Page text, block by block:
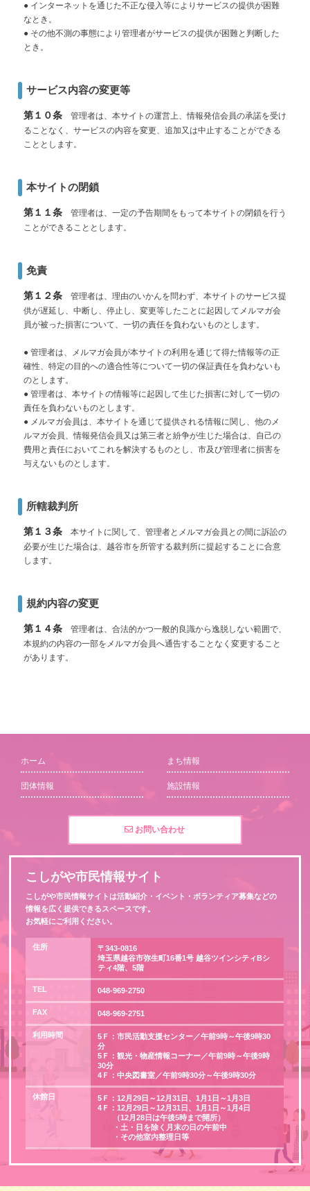
● インターネットを通じた不正な侵入等によりサービスの提供が困難
なとき。
● その他不測の事態により管理者がサービスの提供が困難と判断した
とき。
サービス内容の変更等
第１０条管理者は、本サイトの運営上、情報発信会員の承諾を受け
ることなく、サービスの内容を変更、追加又は中止することができる
こととします。
本サイトの閉鎖
第１１条管理者は、一定の予告期間をもって本サイトの閉鎖を行う
ことができることとします。
免責
第１２条管理者は、理由のいかんを問わず、本サイトのサービス提
供が遅延し、中断し、停止し、変更等したことに起因してメルマガ会
員が被った損害について、一切の責任を負わないものとします。
● 管理者は、メルマガ会員が本サイトの利用を通じて得た情報等の正
確性、特定の目的への適合性等について一切の保証責任を負わないも
のとします。
● 管理者は、本サイトの情報等に起因して生じた損害に対して一切の
責任を負わないものとします。
● メルマガ会員は、本サイトを通じて提供される情報に関し、他のメ
ルマガ会員、情報発信会員又は第三者と紛争が生じた場合は、自己の
費用と責任においてこれを解決するものとし、市及び管理者に損害を
与えないものとします。
所轄裁判所
第１３条本サイトに関して、管理者とメルマガ会員との間に訴訟の
必要が生じた場合は、越谷市を所管する裁判所に提起することに合意
します。
規約内容の変更
第１４条管理者は、合法的かつ一般的良識から逸脱しない範囲で、
本規約の内容の一部をメルマガ会員へ通告することなく変更すること
があります。
ホーム まち情報
団体情報 施設情報
お問い合わせ
こしがや市民情報サイト
こしがや市民情報サイトは活動紹介・イベント・ボランティア募集などの
情報を広く提供できるスペースです。
お気軽にご利用ください。
住所
〒343-0816
埼玉県越谷市弥生町16番1号 越谷ツインシティBシ
ティ4階、5階
TEL 048-969-2750
FAX 048-969-2751
利用時間
5Ｆ：市民活動支援センター／午前9時～午後9時30
分
5Ｆ：観光・物産情報コーナー／午前9時～午後9時
30分
4Ｆ：中央図書室／午前9時30分～午後9時30分
休館日
5Ｆ：12月29日～12月31日、1月1日～1月3日
4Ｆ：12月29日～12月31日、1月1日～1月4日
（12月28日は午後5時まで開所）
・土・日を除く月末の日の午前中
・その他室内整理日等